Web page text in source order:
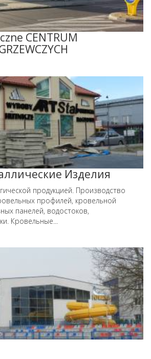
CENTRUM
Изделия
продукцией. Производство
профилей, кровельной
панелей, водостоков,
Кровельные...